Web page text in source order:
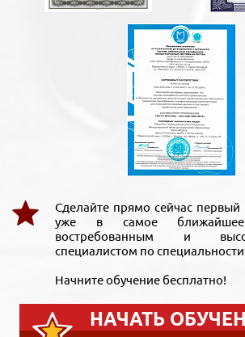
Сделайте прямо сейчас
уже в самое
востребованным и
специалистом по
Начните обучение бесплатно!
НАЧАТЬ